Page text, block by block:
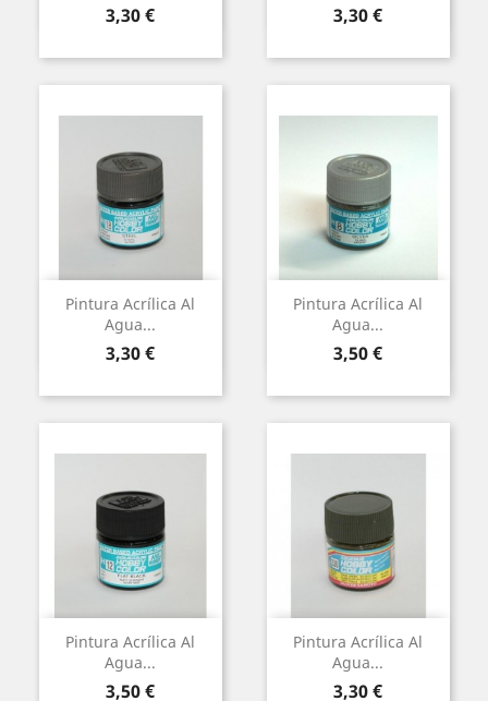
Preu
3,30 € Preu
3,30 €
Pintura Acrílica Al
Agua...
Preu
3,30 €
Pintura Acrílica Al
Agua...
Preu
3,50 €
Pintura Acrílica Al
Agua...
Preu
3,50 €
Pintura Acrílica Al
Agua...
Preu
3,30 €